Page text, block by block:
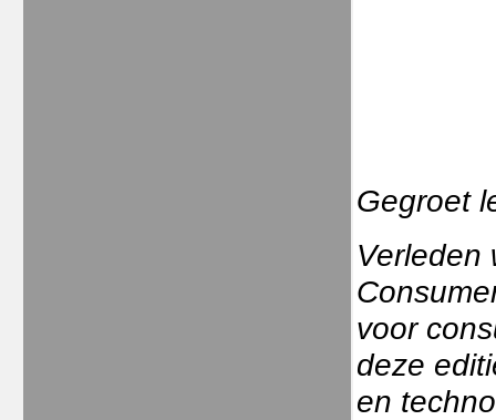
Gegroet
Verleden
voor
deze
en